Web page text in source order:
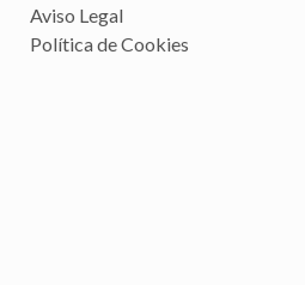
Aviso Legal
Política de Cookies